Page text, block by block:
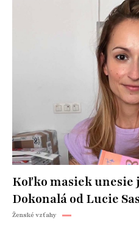
Koľko masiek unesie
Dokonalá od Lucie
Ženské vzťahy